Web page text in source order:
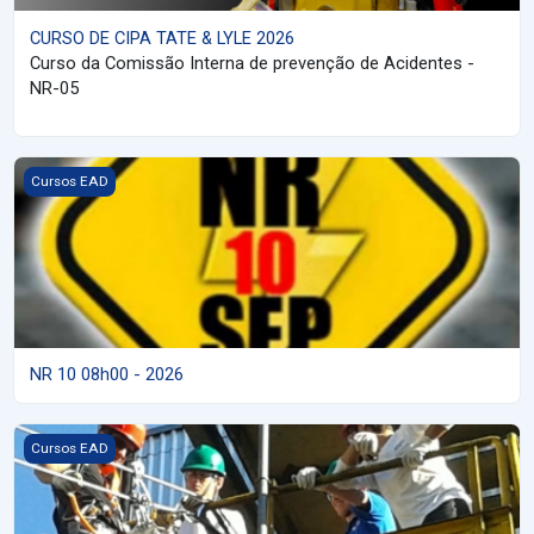
CURSO DE CIPA TATE & LYLE 2026
Curso da Comissão Interna de prevenção de Acidentes -
NR-05
Imagem do curso NR 10 08h00 - 2026
Cursos EAD
NR 10 08h00 - 2026
Imagem do curso NR 35 2026
Cursos EAD